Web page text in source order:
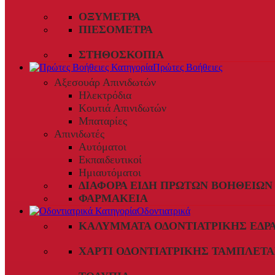
ΟΞΎΜΕΤΡΑ
ΠΙΕΣΌΜΕΤΡΑ
ΣΤΗΘΟΣΚΌΠΙΑ
Πρώτες Βοήθειες
Αξεσουάρ Απινιδωτών
Ηλεκτρόδια
Κουτιά Απινιδωτών
Μπαταρίες
Απινιδωτές
Αυτόματοι
Εκπαιδευτικοί
Ημιαυτόματοι
ΔΙΆΦΟΡΑ ΕΊΔΗ ΠΡΏΤΩΝ ΒΟΗΘΕΙΏΝ
ΦΑΡΜΑΚΕΊΑ
Οδοντιατρικά
ΚΑΛΎΜΜΑΤΑ ΟΔΟΝΤΙΑΤΡΙΚΉΣ
ΧΑΡΤΊ ΟΔΟΝΤΙΑΤΡΙΚΉΣ